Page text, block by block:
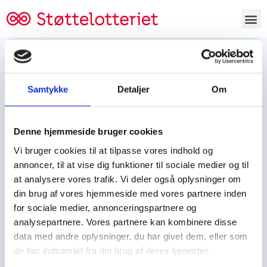
Samtykke Detaljer Om
Denne hjemmeside bruger cookies
Vi bruger cookies til at tilpasse vores indhold og
annoncer, til at vise dig funktioner til sociale medier og til
at analysere vores trafik. Vi deler også oplysninger om
din brug af vores hjemmeside med vores partnere inden
for sociale medier, annonceringspartnere og
analysepartnere. Vores partnere kan kombinere disse
data med andre oplysninger, du har givet dem, eller som
de har indsamlet fra din brug af deres tjenester.
Tjen penge og støt
Tjen penge til:
Spejdere/spejdergruppen/FDF’ere, m.fl.
Kontor
Tjenpengeogstoet.dk
Ejby Industrivej 91
DK – 2600 Glostrup
CVR: 19347508